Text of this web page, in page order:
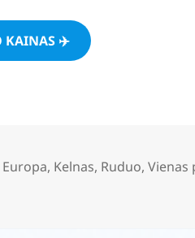
KAINAS ✈️
Europa, Kelnas, Ruduo,Vienas